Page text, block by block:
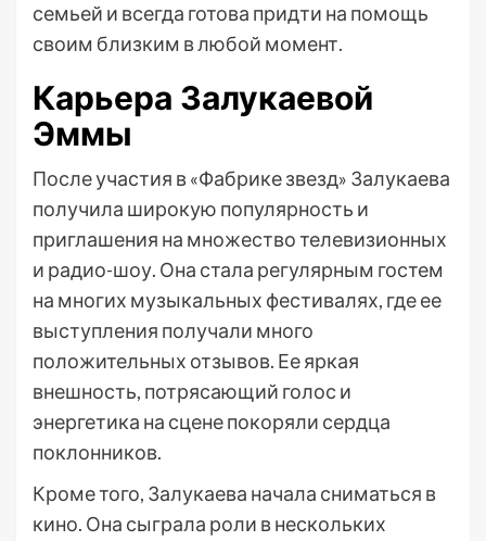
семьей и всегда готова придти на помощь
своим близким в любой момент.
Карьера Залукаевой
Эммы
После участия в «Фабрике звезд» Залукаева
получила широкую популярность и
приглашения на множество телевизионных
и радио-шоу. Она стала регулярным гостем
на многих музыкальных фестивалях, где ее
выступления получали много
положительных отзывов. Ее яркая
внешность, потрясающий голос и
энергетика на сцене покоряли сердца
поклонников.
Кроме того, Залукаева начала сниматься в
кино. Она сыграла роли в нескольких